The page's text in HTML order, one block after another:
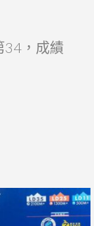
34，成績